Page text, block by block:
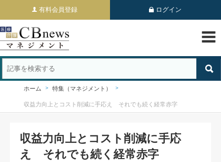
有料会員登録 ログイン
ホーム 特集（マネジメント）
収益力向上とコスト削減に手応え それでも続く経常赤字
収益力向上とコスト削減に手応
え それでも続く経常赤字